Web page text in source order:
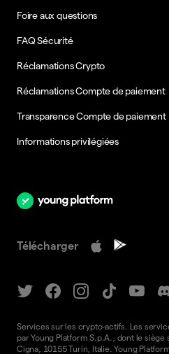
Foire aux questions
FAQ Sécurité
Réclamations Crypto
Réclamations Compte de paiement
Transparence Compte de paiement
Informations privilégiées
Télécharger
Services sur les crypto-actifs. Les
par Young Platform S.p.A., dont le siège
Cigna, 10155 Turin, Italie. Young